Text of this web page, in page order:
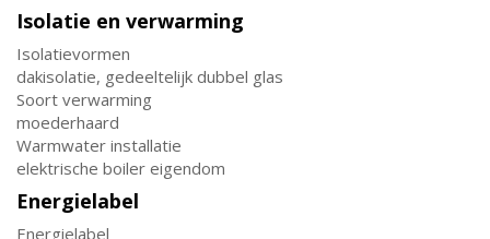
Isolatie en verwarming
Isolatievormen
dakisolatie, gedeeltelijk dubbel glas
Soort verwarming
moederhaard
Warmwater installatie
elektrische boiler eigendom
Energielabel
Energielabel